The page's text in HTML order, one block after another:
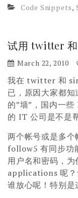
Code Snippets,
试用 twitter
March 22, 2010
我在 twitter 和
已，原因大家都
的”墙”，国内一
的 IT 公司是不是
两个帐号或是多个
follow5 有同步功
用户名和密码，
applications 呢？
谁放心呢！特别是